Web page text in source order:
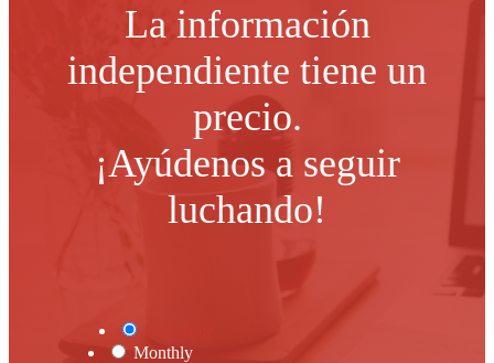
La información
independiente tiene un
precio.
¡Ayúdenos a seguir
luchando!
Monthly